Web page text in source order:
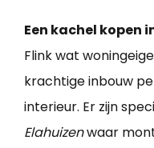
Een kachel kopen
Flink wat
krachtige inbouw
interieur. Er zijn
Elahuizenwaar